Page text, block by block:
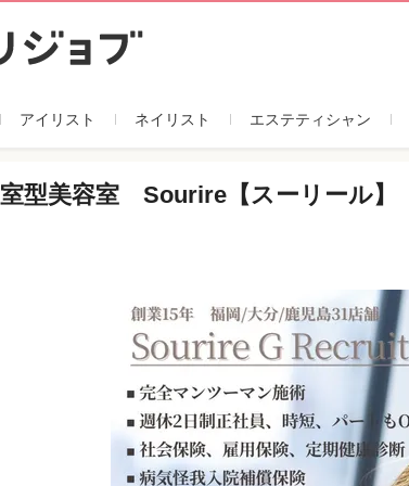
アイリスト ネイリスト エステティシャン
型美容室 Sourire【スーリール】
企業紹介